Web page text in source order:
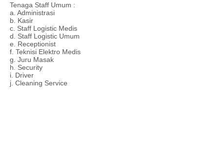
Tenaga Staff Umum :
a. Administrasi
b. Kasir
c. Staff Logistic Medis
d. Staff Logistic Umum
e. Receptionist
f. Teknisi Elektro Medis
g. Juru Masak
h. Security
i. Driver
j. Cleaning Service